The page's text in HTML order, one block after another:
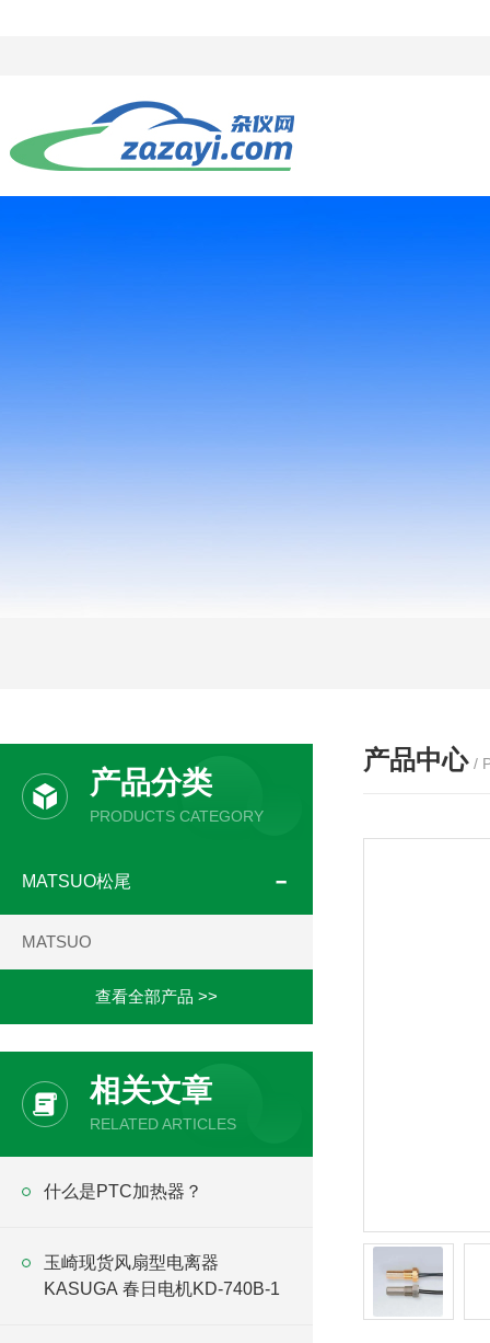
产品中心 /
产品分类
PRODUCTS CATEGORY
MATSUO松尾
MATSUO
查看全部产品 >>
相关文章
RELATED ARTICLES
什么是PTC加热器？
玉崎现货风扇型电离器
KASUGA 春日电机KD-740B-1